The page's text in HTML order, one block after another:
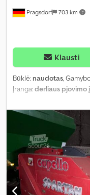
Pragsdorf 703 km
Klausti
Būklė: naudotas,
Įranga:derliaus pjovimo